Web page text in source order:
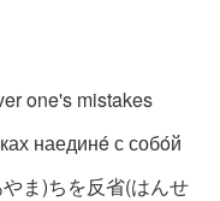
one's mistakes
наединé с собóй
ま)ちを反省(はんせ